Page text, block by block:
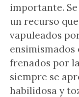
importante.
un recurso
vapuleados
frenados por
siempre se
habilidosa y